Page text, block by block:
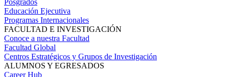
Educación Ejecutiva
Programas Internacionales
FACULTAD E INVESTIGACIÓN
Conoce a nuestra Facultad
Facultad Global
Centros Estratégicos y Grupos de Investigación
ALUMNOS Y EGRESADOS
Career Hub